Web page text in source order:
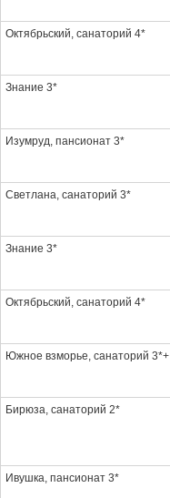
Октябрьский, санаторий 4*
Знание 3*
Изумруд, пансионат 3*
Светлана, санаторий 3*
Знание 3*
Октябрьский, санаторий 4*
Южное взморье, санаторий 3*+
Бирюза, санаторий 2*
Ивушка, пансионат 3*